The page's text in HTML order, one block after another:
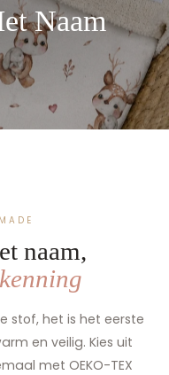
Naam
naam,
stof, het is het eerste
en veilig. Kies uit
met OEKO-TEX